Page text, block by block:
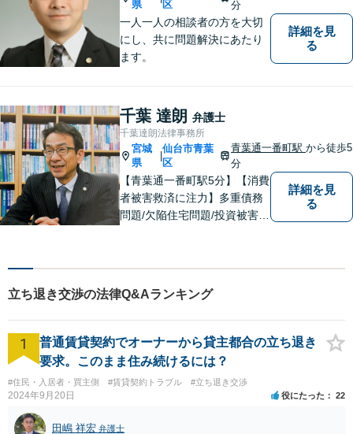
県
区
分
一人一人の相談者の方を大切
にし、共に問題解決にあたり
ます。
詳細を見
る
千葉 達朗 弁護士
千葉達朗法律事務所
宮城
県
仙台市青葉
区
青葉通一番町駅から徒歩5
分
【青葉通一番町駅5分】【消費
者被害救済に注力】多重債務
問題/欠陥住宅問題/投資被害問
意向を最大限汲み取るべく、
の整備に努めています。
詳細を見
る
立ち退き交渉の法律Q&Aランキング
1
普通賃貸契約でオーナーから貸主都合の立ち退き
要求。このまま住み続けるには？
#住民・入居者・買主側 #賃貸契約トラブル #立ち退き交渉
2024年9月20日 役にたった 22
田嶋 祥宏 弁護士